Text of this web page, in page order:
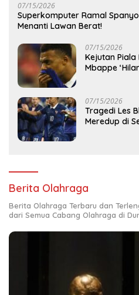
07/15/2026
Superkomputer Ramal
Menanti Lawan Berat!
07/15/2026
Kejutan Piala
Mbappe
07/15/2026
Tragedi Les
Meredup di
Berita Olahraga
Berita Olahraga Terbaru dan
dari Semua Cabang Olahraga di